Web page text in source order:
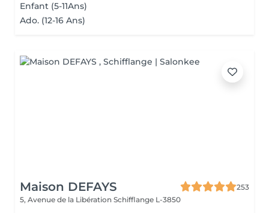
Enfant (5-11Ans)
Ado. (12-16 Ans)
Maison DEFAYS
253
5, Avenue de la Libération Schifflange L-3850